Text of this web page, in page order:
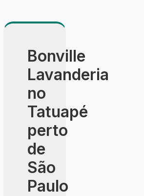
Bonville
Lavanderia
no
Tatuapé
perto
de
São
Paulo